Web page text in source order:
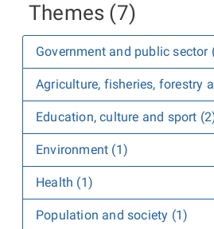
Themes (7)
Government and public sector
Agriculture, fisheries, forestry
Education, culture and sport
Environment (1)
Health (1)
Population and society (1)